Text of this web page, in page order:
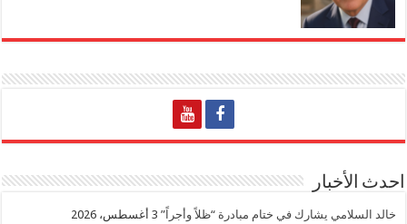
احدث الأخبار
خالد السلامي يشارك في ختام مبادرة “ظلاً وأجراً” 3 أغسطس، 2026